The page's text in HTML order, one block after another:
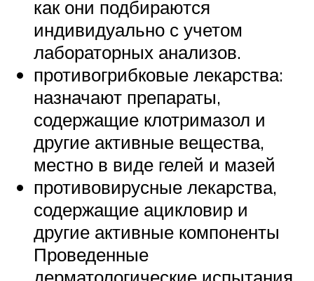
как они подбираются
индивидуально с учетом
лабораторных анализов.
противогрибковые лекарства:
назначают препараты,
содержащие клотримазол и
другие активные вещества,
местно в виде гелей и мазей
противовирусные лекарства,
содержащие ацикловир и
другие активные компоненты
Проведенные